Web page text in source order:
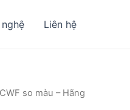
Liên hệ
so màu – Hãng